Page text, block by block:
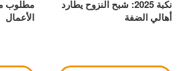
نكبة 2025: شبح النزوح يطارد
أهالي الضفة
مطلوب
الأعمال